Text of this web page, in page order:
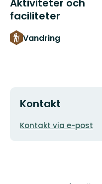
Aktiviteter och
faciliteter
Vandring
Kontakt
E-
Kontakt via e-post